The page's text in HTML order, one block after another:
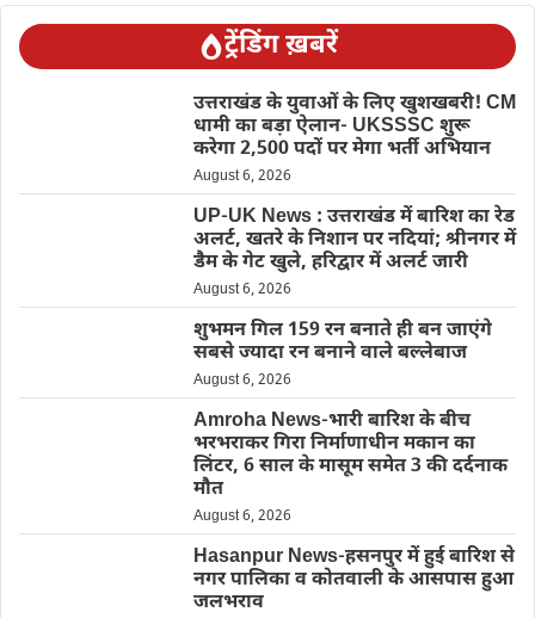
ट्रेंडिंग ख़बरें
उत्तराखंड के युवाओं के लिए खुशखबरी! CM
धामी का बड़ा ऐलान- UKSSSC शुरू
करेगा 2,500 पदों पर मेगा भर्ती अभियान
August 6, 2026
UP-UK News : उत्तराखंड में बारिश का रेड
अलर्ट, खतरे के निशान पर नदियां; श्रीनगर में
डैम के गेट खुले, हरिद्वार में अलर्ट जारी
August 6, 2026
शुभमन गिल 159 रन बनाते ही बन जाएंगे
सबसे ज्यादा रन बनाने वाले बल्लेबाज
August 6, 2026
Amroha News-भारी बारिश के बीच
भरभराकर गिरा निर्माणाधीन मकान का
लिंटर, 6 साल के मासूम समेत 3 की दर्दनाक
मौत
August 6, 2026
Hasanpur News-हसनपुर में हुई बारिश से
नगर पालिका व कोतवाली के आसपास हुआ
जलभराव